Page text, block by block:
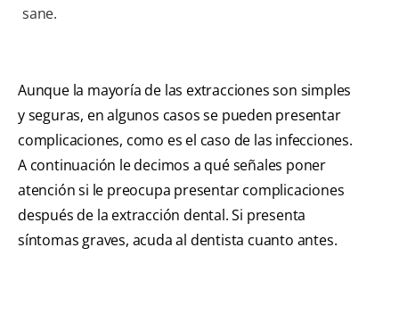
sane.
Aunque la mayoría de las extracciones son simples
y seguras, en algunos casos se pueden presentar
complicaciones, como es el caso de las infecciones.
A continuación le decimos a qué señales poner
atención si le preocupa presentar complicaciones
después de la extracción dental. Si presenta
síntomas graves, acuda al dentista cuanto antes.